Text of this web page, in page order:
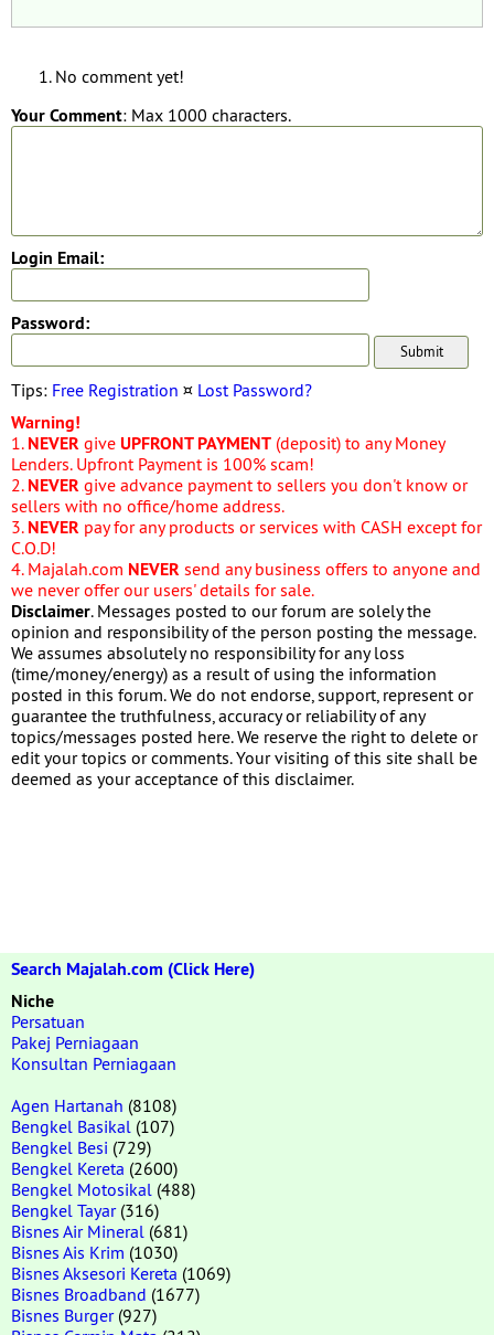
No comment yet!
Your Comment: Max 1000 characters.
Login Email:
Password:
Tips: Free Registration ¤ Lost Password?
Warning!
1. NEVER give UPFRONT PAYMENT (deposit) to any Money
Lenders. Upfront Payment is 100% scam!
2. NEVER give advance payment to sellers you don't know or
sellers with no office/home address.
3. NEVER pay for any products or services with CASH except for
C.O.D!
4. Majalah.com NEVER send any business offers to anyone and
we never offer our users' details for sale.
Disclaimer. Messages posted to our forum are solely the
opinion and responsibility of the person posting the message.
We assumes absolutely no responsibility for any loss
(time/money/energy) as a result of using the information
posted in this forum. We do not endorse, support, represent or
guarantee the truthfulness, accuracy or reliability of any
topics/messages posted here. We reserve the right to delete or
edit your topics or comments. Your visiting of this site shall be
deemed as your acceptance of this disclaimer.
Search Majalah.com (Click Here)
Niche
Persatuan
Pakej Perniagaan
Konsultan Perniagaan
Agen Hartanah (8108)
Bengkel Basikal (107)
Bengkel Besi (729)
Bengkel Kereta (2600)
Bengkel Motosikal (488)
Bengkel Tayar(316)
Bisnes Air Mineral (681)
Bisnes Ais Krim (1030)
Bisnes Aksesori Kereta (1069)
Bisnes Broadband (1677)
Bisnes Burger(927)